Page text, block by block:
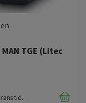
TGE (Litec